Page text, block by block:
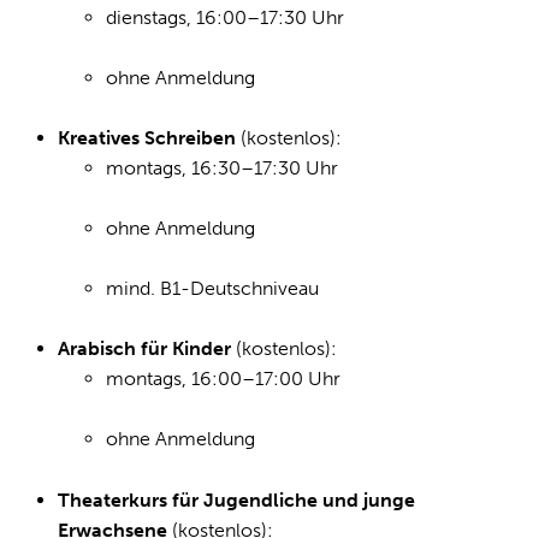
dienstags, 16:00–17:30 Uhr
ohne Anmeldung
Kreatives Schreiben (kostenlos):
montags, 16:30–17:30 Uhr
ohne Anmeldung
mind. B1-Deutschniveau
Arabisch für Kinder (kostenlos):
montags, 16:00–17:00 Uhr
ohne Anmeldung
Theaterkurs für Jugendliche und junge
Erwachsene (kostenlos):